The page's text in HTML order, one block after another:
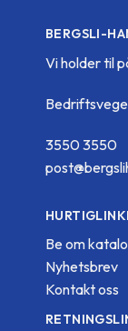
BERGSLI-
Vi holder til
3550 3550
Be om
Nyhetsbrev
Kontakt oss